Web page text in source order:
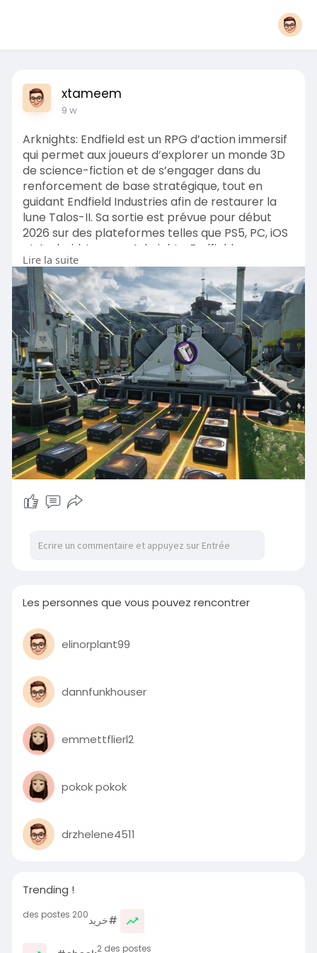
xtameem
9 w
Arknights: Endfield est un RPG d’action immersif
qui permet aux joueurs d’explorer un monde 3D
de science-fiction et de s’engager dans du
renforcement de base stratégique, tout en
guidant Endfield Industries afin de restaurer la
lune Talos-II. Sa sortie est prévue pour début
2026 sur des plateformes telles que PS5, PC, iOS
et Android. Lorsque Arknights: Endfield sera
disponible, vous pourrez le télécharger depuis
l’App Store, Google Play ou le site officiel
Gryphline, puis sécuriser votre aventu
Lire la suite
Les personnes que vous pouvez rencontrer
elinorplant99
dannfunkhouser
emmettflierl2
pokok pokok
drzhelene4511
Trending !
#خرید200 des postes
2 des postes